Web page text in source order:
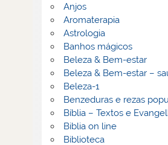
Anjos
Aromaterapia
Astrologia
Banhos mágicos
Beleza & Bem-estar
Beleza & Bem-estar –
Beleza-1
Benzeduras e rezas
Bíblia – Textos e
Biblia on line
Biblioteca